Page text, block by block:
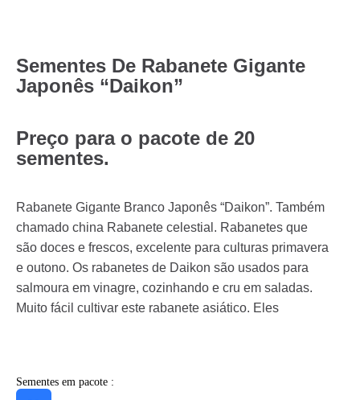
Sementes De Rabanete Gigante
Japonês “Daikon”
Preço para o pacote de 20
sementes.
Rabanete Gigante Branco Japonês “Daikon”. Também
chamado china Rabanete celestial. Rabanetes que
são doces e frescos, excelente para culturas primavera
e outono. Os rabanetes de Daikon são usados para
salmoura em vinagre, cozinhando e cru em saladas.
Muito fácil cultivar este rabanete asiático. Eles
Sementes em pacote :